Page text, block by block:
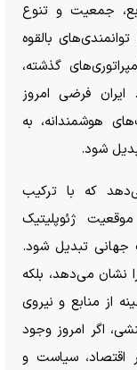
جمعیت و تنوع
بالقوه
گذشته،
فرضی امروز
هوشمندانه، به
شود.
که با ترکیب
ژئوپلیتیک
جهانی تبدیل شود.
نشان می‌دهد، بلکه
از منابع و نیروی
اگر امروز وجود
اقتصاد، سیاست و